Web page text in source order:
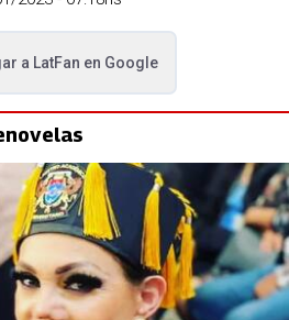
a LatFan en Google
pestaña